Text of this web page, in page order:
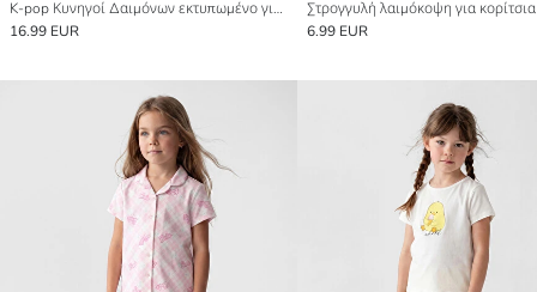
K-pop Κυνηγοί Δαιμόνων εκτυπωμένο για κορίτσια Σετ Πυτζάμες Κοντό
16.99 EUR
6.99 EUR